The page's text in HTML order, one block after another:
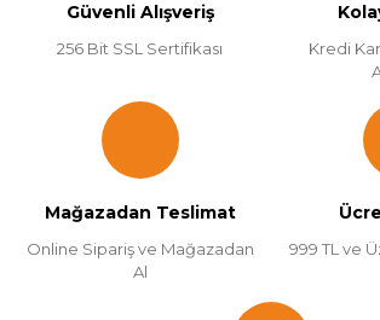
Güvenli Alışveriş
256 Bit SSL Sertifikası
Kredi
Mağazadan Teslimat
Online Sipariş ve Mağazadan
Al
999 TL ve